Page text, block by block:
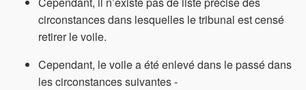
circonstances dans lesquelles le tribunal est censé
retirer le voile.
Cependant, le voile a été enlevé dans le passé dans
les circonstances suivantes -